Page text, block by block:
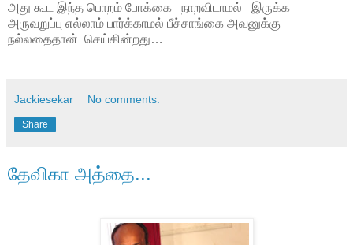
அது கூட இந்த பொறம் போக்கை நாறவிடாமல் இருக்க
அருவறுப்பு எல்லாம் பார்க்காமல் பீச்சாங்கை அவனுக்கு
நல்லதைதான் செய்கின்றது…
Jackiesekar No comments:
Share
தேவிகா அத்தை...